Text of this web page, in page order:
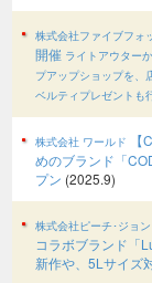
株式会社ファイブフォ
開催 ライトアウター
プアップショップを、
ベルティプレゼントも
株式会社 ワールド
めのブランド「
プン (2025.9)
株式会社ピーチ･ジョン
コラボブランド「
新作や、5Lサイズ